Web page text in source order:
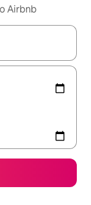
Airbnb
explore-os